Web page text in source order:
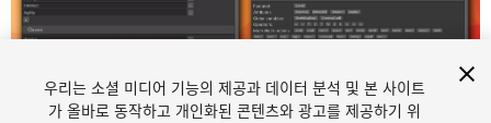
우리는 소셜 미디어 기능의 제공과 데이터 분석 및 본 사이트
가 올바로 동작하고 개인화된 콘텐츠와 광고를 제공하기 위